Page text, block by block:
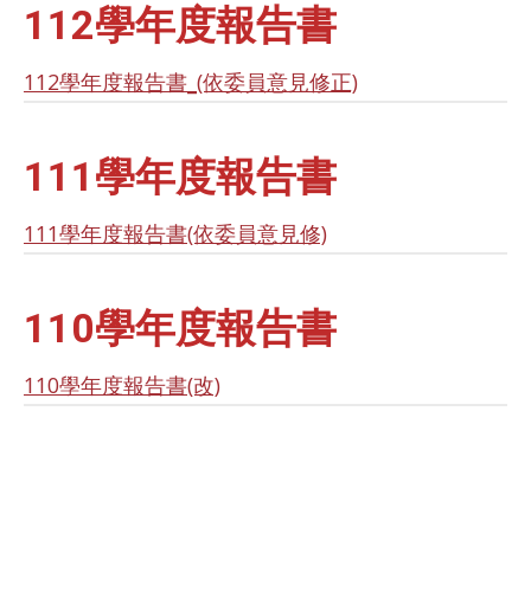
112學年度報告書
112學年度報告書_(依委員意見修正)
111學年度報告書
111學年度報告書(依委員意見修)
110學年度報告書
110學年度報告書(改)